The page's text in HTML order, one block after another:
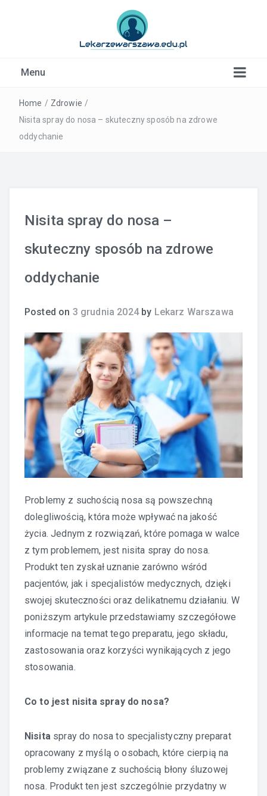
Menu
Home / Zdrowie /
Nisita spray do nosa – skuteczny sposób na zdrowe
oddychanie
Nisita spray do nosa –
skuteczny sposób na zdrowe
oddychanie
Posted on 3 grudnia 2024by Lekarz Warszawa
Problemy z suchością nosa są powszechną
dolegliwością, która może wpływać na jakość
życia. Jednym z rozwiązań, które pomaga w walce
z tym problemem, jest nisita spray do nosa.
Produkt ten zyskał uznanie zarówno wśród
pacjentów, jak i specjalistów medycznych, dzięki
swojej skuteczności oraz delikatnemu działaniu. W
poniższym artykule przedstawiamy szczegółowe
informacje na temat tego preparatu, jego składu,
zastosowania oraz korzyści wynikających z jego
stosowania.
Co to jest nisita spray do nosa?
Nisita spray do nosa to specjalistyczny preparat
opracowany z myślą o osobach, które cierpią na
problemy związane z suchością błony śluzowej
nosa. Produkt ten jest szczególnie przydatny w